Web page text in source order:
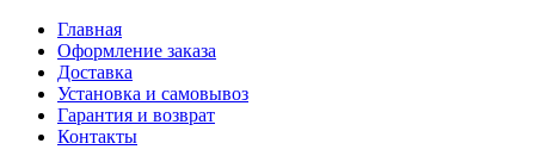
Главная
Оформление заказа
Доставка
Установка и самовывоз
Гарантия и возврат
Контакты